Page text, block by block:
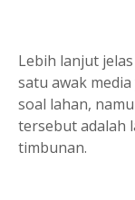
Lebih lanjut
satu awak
soal lahan,
tersebut adalah
timbunan.